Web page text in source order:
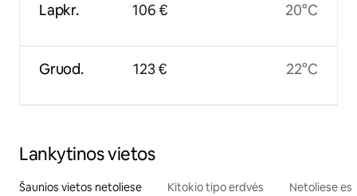
Lapkr.
Gruod.
106 €
123 €
20°C
22°C
Lankytinos vietos
Šaunios vietos netoliese Kitokio tipo erdvės Netoliese